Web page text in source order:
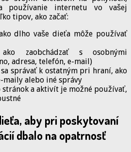
používanie internetu vo vašej
tipov, ako začať:
dlho vaše dieťa môže používať
zaobchádzať s osobnými
adresa, telefón, e-mail)
správať k ostatným pri hraní, ako
maily alebo iné správy
stránok a aktivít je možné používať,
aby pri poskytovaní
dbalo na opatrnosť